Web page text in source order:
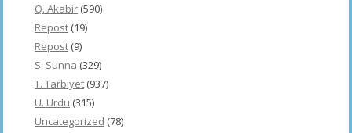
Q. Akabir (590)
Repost (19)
Repost (9)
S. Sunna (329)
T. Tarbiyet (937)
U. Urdu (315)
Uncategorized (78)